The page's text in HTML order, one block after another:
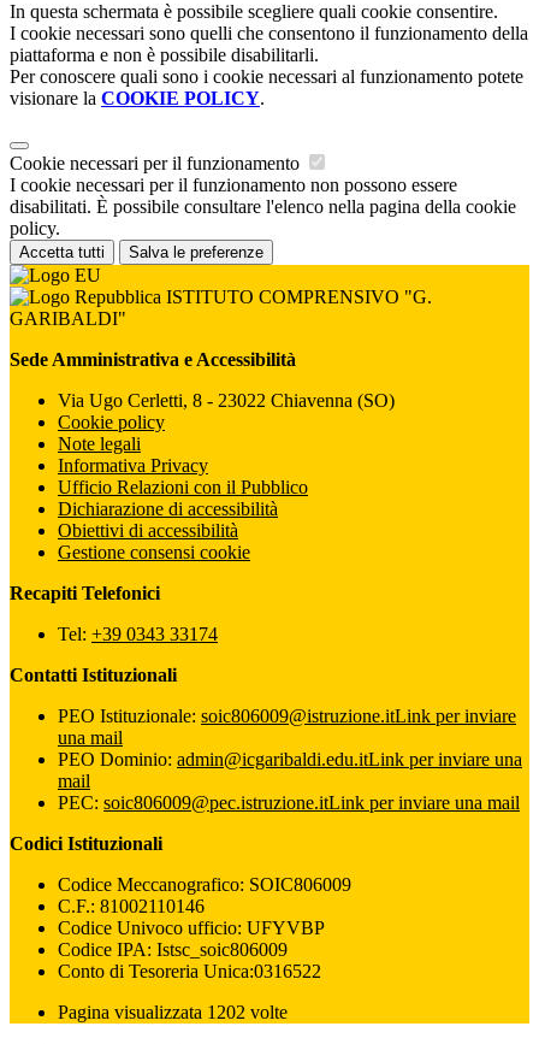
In questa schermata è possibile scegliere quali cookie consentire.
I cookie necessari sono quelli che consentono il funzionamento della
piattaforma e non è possibile disabilitarli.
Per conoscere quali sono i cookie necessari al funzionamento potete
visionare la COOKIE POLICY.
Cookie necessari per il funzionamento
I cookie necessari per il funzionamento non possono essere
disabilitati. È possibile consultare l'elenco nella pagina della cookie
policy.
Accetta tutti Salva le preferenze
ISTITUTO COMPRENSIVO "G.
GARIBALDI"
Sede Amministrativa e Accessibilità
Via Ugo Cerletti, 8 - 23022 Chiavenna (SO)
Cookie policy
Note legali
Informativa Privacy
Ufficio Relazioni con il Pubblico
Dichiarazione di accessibilità
Obiettivi di accessibilità
Gestione consensi cookie
Recapiti Telefonici
Tel: +39 0343 33174
Contatti Istituzionali
PEO Istituzionale: soic806009@istruzione.itLink per inviare
una mail
PEO Dominio: admin@icgaribaldi.edu.itLink per inviare una
mail
PEC: soic806009@pec.istruzione.itLink per inviare una mail
Codici Istituzionali
Codice Meccanografico: SOIC806009
C.F.: 81002110146
Codice Univoco ufficio: UFYVBP
Codice IPA: Istsc_soic806009
Conto di Tesoreria Unica:0316522
Pagina visualizzata 1202 volte